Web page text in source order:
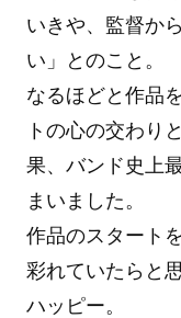
いきや、監督か
い」とのこと。
なるほどと作品
トの心の交わり
果、バンド史上
まいました。
作品のスタート
彩れていたらと
ハッピー。